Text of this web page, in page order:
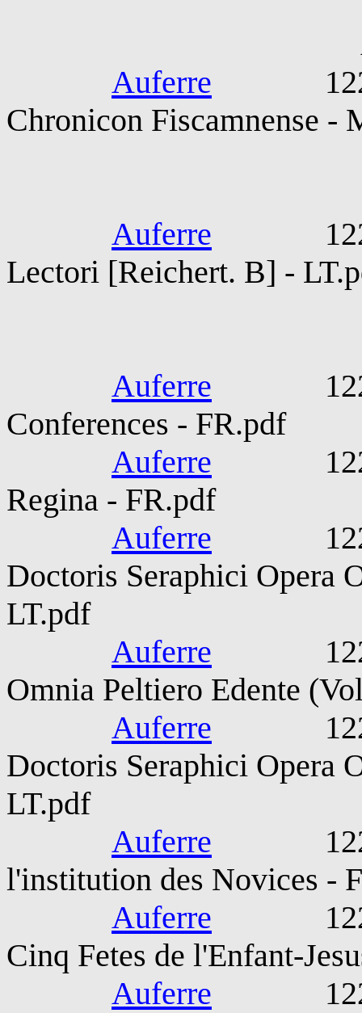
Auctor
Auferre 1220-
Chronicon Fiscamnense -
Auferre 1220-
Lectori [Reichert. B] -
Auferre 1221-
Conferences - FR.pdf
Auferre 1221-
Regina - FR.pdf
Auferre 1221-
Doctoris Seraphici Opera
LT.pdf
Auferre 1221-
Omnia Peltiero Edente
Auferre 1221-
Doctoris Seraphici Opera
LT.pdf
Auferre 1221-
l'institution des Novices -
Auferre 1221-
Cinq Fetes de l'Enfant-
Auferre 1221-